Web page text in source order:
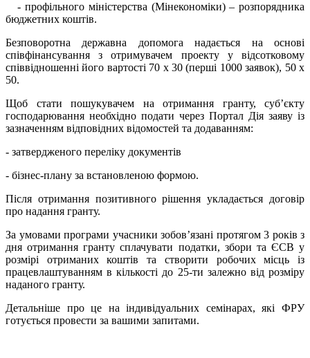
- профільного міністерства (Мінекономіки) – розпорядника
бюджетних коштів.
Безповоротна державна допомога надається на основі
співфінансування з отримувачем проекту у відсотковому
співвідношенні його вартості 70 х 30 (перші 1000 заявок), 50 х
50.
Щоб стати пошукувачем на отримання гранту, суб’єкту
господарювання необхідно подати через Портал Дія заяву із
зазначенням відповідних відомостей та додаванням:
- затвердженого переліку документів
- бізнес-плану за встановленою формою.
Після отримання позитивного рішення укладається договір
про надання гранту.
За умовами програми учасники зобов’язані протягом 3 років з
дня отримання гранту сплачувати податки, збори та ЄСВ у
розмірі отриманих коштів та створити робочих місць із
працевлаштуванням в кількості до 25-ти залежно від розміру
наданого гранту.
Детальніше про це на індивідуальних семінарах, які ФРУ
готується провести за вашими запитами.